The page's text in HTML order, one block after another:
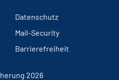
Datenschutz
Mail-Security
Barrierefreiheit
2026